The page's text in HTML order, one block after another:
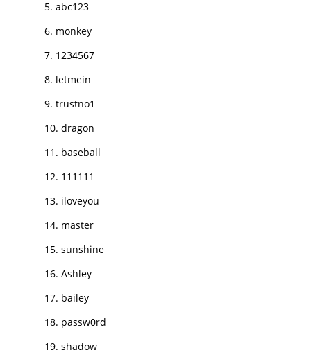
5. abc123
6. monkey
7. 1234567
8. letmein
9. trustno1
10. dragon
11. baseball
12. 111111
13. iloveyou
14. master
15. sunshine
16. Ashley
17. bailey
18. passw0rd
19. shadow